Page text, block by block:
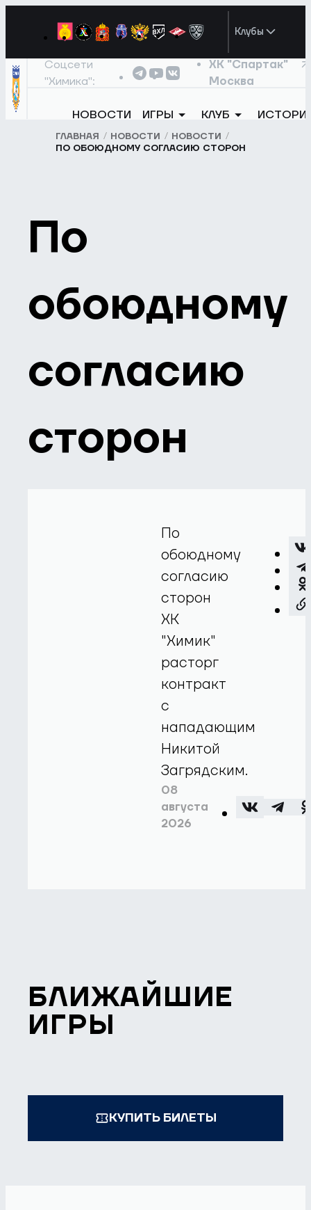
Клубы
Соцсети
"Химика":
ХК "Спартак"
Москва
НОВОСТИ ИГРЫ КЛУБ
ГЛАВНАЯ НОВОСТИ
НОВОСТИ
ПО ОБОЮДНОМУ СОГЛАСИЮ СТОРОН
По
обоюдному
согласию
сторон
По
обоюдному
согласию
сторон
ХК
"Химик"
расторг
контракт
с
нападающим
Никитой
Загрядским.
08
августа
2026
БЛИЖАЙШИЕ
ИГРЫ
КУПИТЬ БИЛЕТЫ